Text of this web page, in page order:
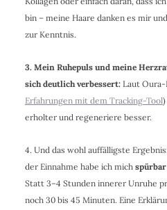
bin – meine Haare danken es mir
zur Kenntnis.
3. Mein Ruhepuls und meine
sich deutlich verbessert:Laut Oura-
Erfahrungen mit dem Tracking-Tool
erholter und regeneriere besser.
4. Und das wohl auffälligste
der Einnahme habe ich mich
Statt 3–4 Stunden innerer Unruhe
noch 30 bis 45 Minuten. Eine